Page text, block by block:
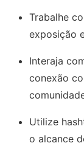
Trabalhe
exposição
Interaja
conexão
Utilize
o alcance